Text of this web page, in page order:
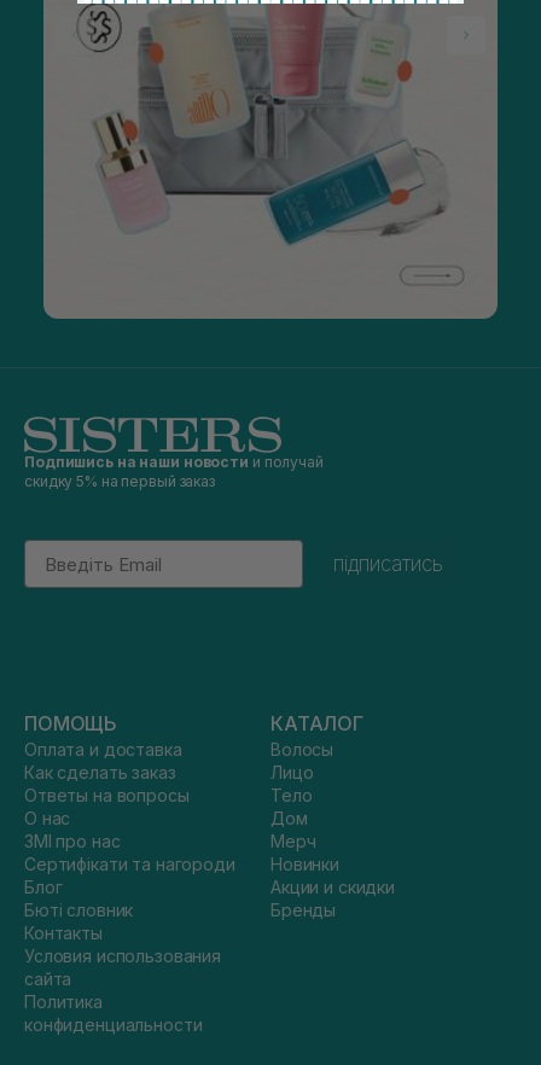
Подпишись на наши новости и получай
скидку 5% на первый заказ
Email
підписатись
ПОМОЩЬ
Оплата и доставка
Как сделать заказ
Ответы на вопросы
О нас
ЗМІ про нас
Сертифікати та нагороди
Блог
Бюті словник
Контакты
Условия использования
сайта
Политика
конфиденциальности
КАТАЛОГ
Волосы
Лицо
Тело
Дом
Мерч
Новинки
Акции и скидки
Бренды